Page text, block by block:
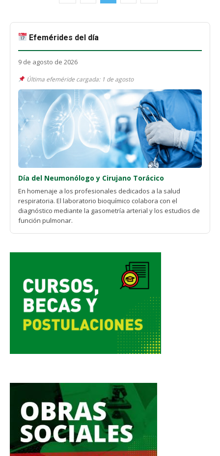
Efemérides del día
9 de agosto de 2026
Última efeméride cargada: 1 de agosto
Día del Neumonólogo y Cirujano Torácico
En homenaje a los profesionales dedicados a la salud
respiratoria. El laboratorio bioquímico colabora con el
diagnóstico mediante la gasometría arterial y los estudios de
función pulmonar.